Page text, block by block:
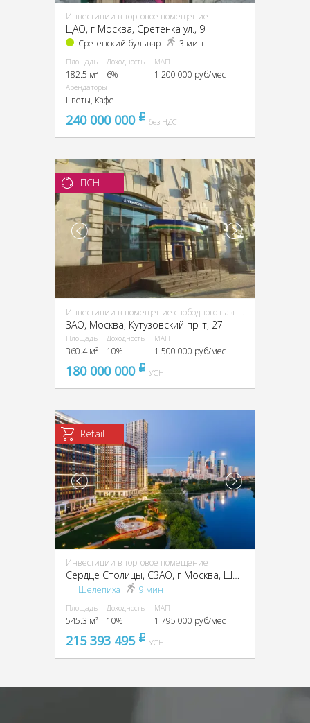
Инвестиции в торговое помещение
ЦАО, г Москва, Сретенка ул., 9
Сретенский бульвар 3 мин
Площадь
182.5 м²
Доходность
6%
МАП
1 200 000 руб/мес
Арендаторы
Цветы, Кафе
240 000 000 pуббез НДС
ПСН
Инвестиции в помещение свободного назначения (ПСН)
ЗАО, Москва, Кутузовский пр-т, 27
Площадь
360.4 м²
Доходность
10%
МАП
1 500 000 руб/мес
180 000 000 pуб
УСН
Retail
Инвестиции в торговое помещение
Сердце Столицы, CЗАО, г Москва, Шелепихинская наб., 34, кор. 2
Шелепиха 9 мин
Площадь
545.3 м²
Доходность
10%
МАП
1 795 000 руб/мес
215 393 495 pуб
УСН